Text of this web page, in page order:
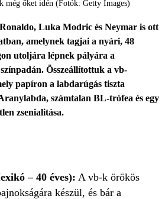
még őket idén (Fotók: Getty Images)
Luka Modric és Neymar is ott
amelynek tagjai a nyári, 48
utoljára lépnek pályára a
Összeállítottuk a vb-
papíron a labdarúgás tiszta
számtalan BL-trófea és egy
zsenialitása.
– 40 éves): A vb-k örökös
készül, és bár a